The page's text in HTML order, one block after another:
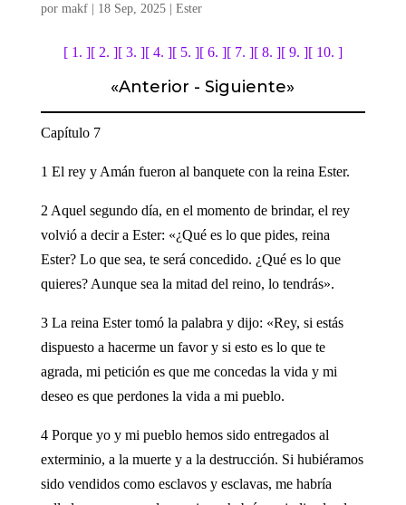
por makf| 18 Sep, 2025| Ester
[ 1. ][ 2. ][ 3. ][ 4. ][ 5. ][ 6. ][ 7. ][ 8. ][ 9. ][ 10. ]
«Anterior -Siguiente»
Capítulo 7
1 El rey y Amán fueron al banquete con la reina Ester.
2 Aquel segundo día, en el momento de brindar, el rey
volvió a decir a Ester: «¿Qué es lo que pides, reina
Ester? Lo que sea, te será concedido. ¿Qué es lo que
quieres? Aunque sea la mitad del reino, lo tendrás».
3 La reina Ester tomó la palabra y dijo: «Rey, si estás
dispuesto a hacerme un favor y si esto es lo que te
agrada, mi petición es que me concedas la vida y mi
deseo es que perdones la vida a mi pueblo.
4 Porque yo y mi pueblo hemos sido entregados al
exterminio, a la muerte y a la destrucción. Si hubiéramos
sido vendidos como esclavos y esclavas, me habría